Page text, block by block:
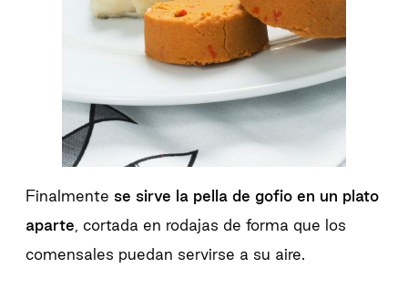
Finalmente se sirve la pella de gofio en un plato
aparte , cortada en rodajas de forma que los
comensales puedan servirse a su aire.